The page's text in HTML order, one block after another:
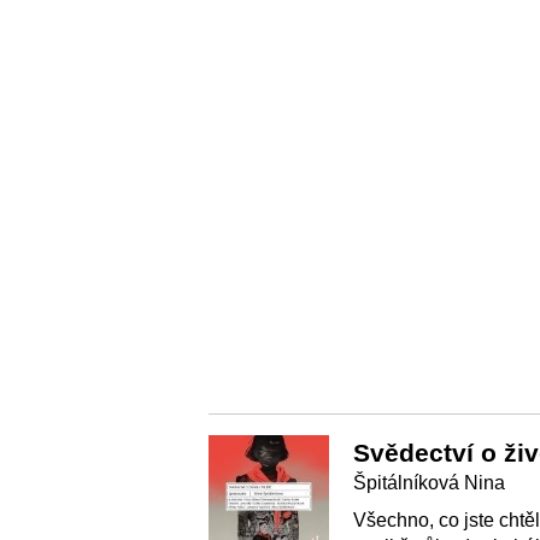
Svědectví o
Špitálníková Nina
Všechno, co jste